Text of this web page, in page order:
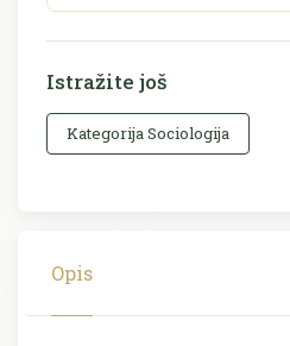
Istražite još
Kategorija Sociologija
Opis